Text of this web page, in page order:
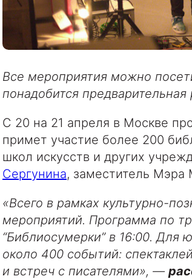
Все мероприятия можно
понадобится предварительная
С 20 на 21 апреля в Москве
примет участие более 200
школ искусств и других
Сергунина, заместитель Мэра
«Всего в рамках культурно-
мероприятий. Программа по
“Библиосумерки” в 16:00. Для
около 400 событий:
и встреч с писателями», —